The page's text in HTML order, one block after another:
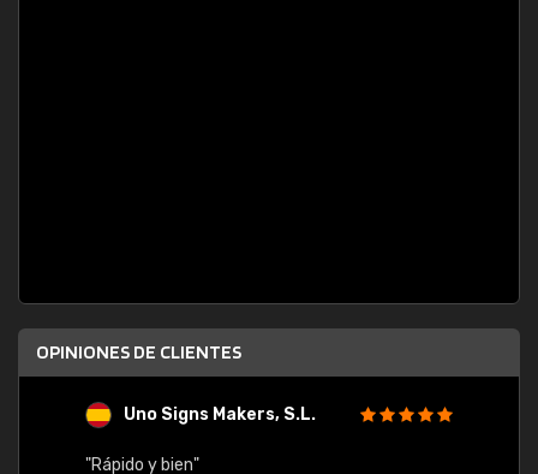
OPINIONES DE CLIENTES
Uno Signs Makers, S.L.
"Rápido y bien"